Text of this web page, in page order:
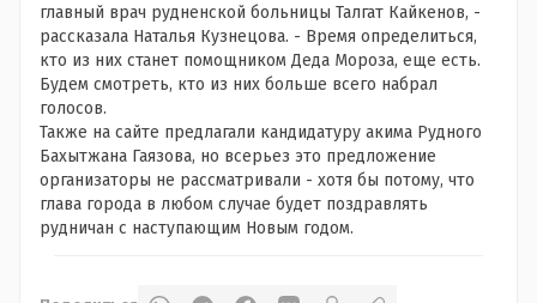
главный врач рудненской больницы Талгат Кайкенов, -
рассказала Наталья Кузнецова. - Время определиться,
кто из них станет помощником Деда Мороза, еще есть.
Будем смотреть, кто из них больше всего набрал
голосов.
Также на сайте предлагали кандидатуру акима Рудного
Бахытжана Гаязова, но всерьез это предложение
организаторы не рассматривали - хотя бы потому, что
глава города в любом случае будет поздравлять
рудничан с наступающим Новым годом.